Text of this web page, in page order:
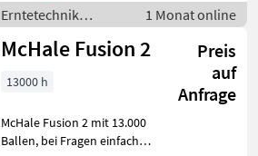
Grünland Rundballenpressen
Erntetechnik
Grünland /
Rundballenpressen
1 Monat online
McHale Fusion 2
Preis
auf
Anfrage
13000 h
McHale Fusion 2 mit 13.000
Ballen, bei Fragen einfach